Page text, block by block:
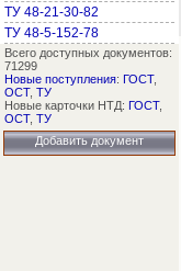
ТУ 48-21-30-82
ТУ 48-5-152-78
Всего доступных документов:
71299
Новые поступления: ГОСТ,
ОСТ, ТУ
Новые карточки НТД: ГОСТ,
ОСТ, ТУ
Добавить документ